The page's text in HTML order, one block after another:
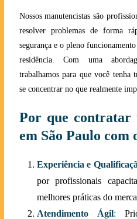
Nossos manutencistas são
resolver problemas de forma
segurança e o pleno
residência. Com uma
trabalhamos para que você tenha
se concentrar no que realmente
Por que contratar
em São Paulo
Experiência e
por profissionais
melhores práticas do
Atendimento Ágil: